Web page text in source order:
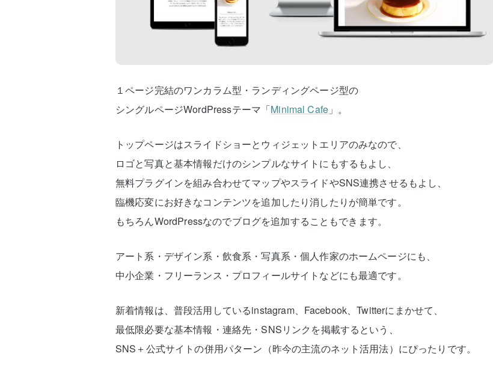
１ページ完結のワンカラム型・ランディングページ型の
シングルページWordPressテーマ「Minimal Cafe 」。
トップページはスライドショーとウィジェットエリアのみなので、
ロゴと写真と基本情報だけのシンプルなサイトにもするもよし、
無料プラグインを組み合わせてマップやスライドやSNS連携させるもよし、
臨機応変にお好きなコンテンツを追加したり消したりが簡単です。
もちろんWordPressなのでブログを追加することもできます。
アート系・デザイン系・飲食系・写真系・個人作家のホームページにも、
中小企業・フリーランス・プロフィールサイトなどにも最適です。
新着情報は、普段活用しているinstagram、Facebook、Twitterにまかせて、
最低限必要な基本情報・連絡先・SNSリンクを掲載するという、
SNS＋公式サイトの併用パターン（昨今の主流のネット活用法）にぴったりです。